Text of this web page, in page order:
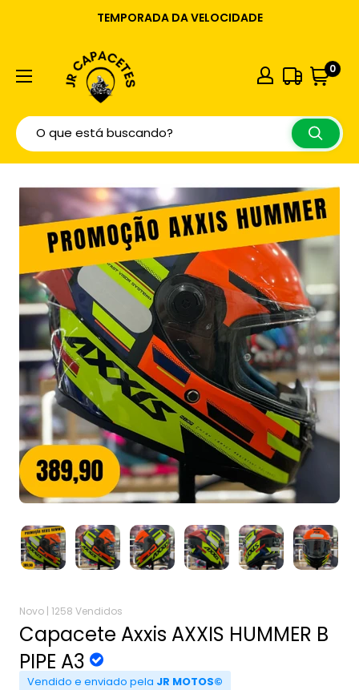
TEMPORADA DA VELOCIDADE
0
Novo | 1258 Vendidos
Capacete Axxis AXXIS HUMMER B
PIPE A3
Vendido e enviado pela JR MOTOS©